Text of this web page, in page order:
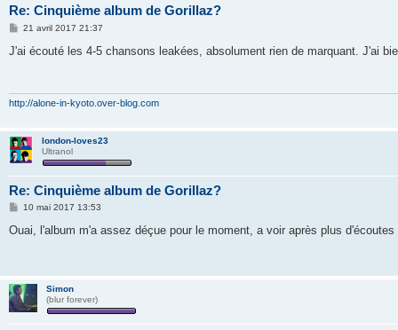
Re: Cinquième album de Gorillaz?
M
s
21 avril 2017 21:37
J'ai écouté les 4-5 chansons leakées, absolument rien de marquant. J'ai
http://alone-in-kyoto.over-blog.com
london-loves23
Ultranol
Re: Cinquième album de Gorillaz?
M
s
10 mai 2017 13:53
Ouai, l'album m'a assez déçue pour le moment, a voir après plus d'écoutes
Simon
(blur forever)